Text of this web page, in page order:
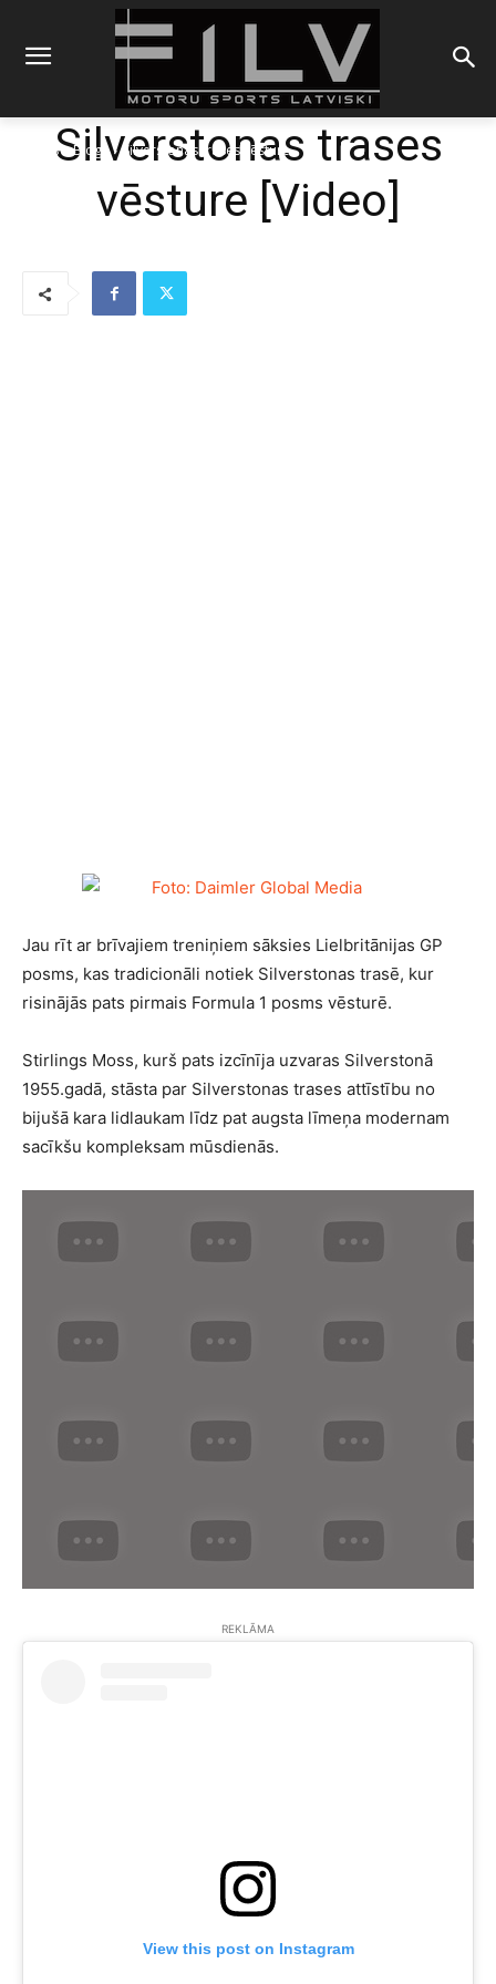
Sākums Blogs Silverstonas trases vēsture
Silverstonas trases
vēsture [Video]
Jau rīt ar brīvajiem treniņiem sāksies Lielbritānijas GP
posms, kas tradicionāli notiek Silverstonas trasē, kur
risinājās pats pirmais Formula 1 posms vēsturē.
Stirlings Moss, kurš pats izcīnīja uzvaras Silverstonā
1955.gadā, stāsta par Silverstonas trases attīstību no
bijušā kara lidlaukam līdz pat augsta līmeņa modernam
sacīkšu kompleksam mūsdienās.
REKLĀMA
View this post on Instagram